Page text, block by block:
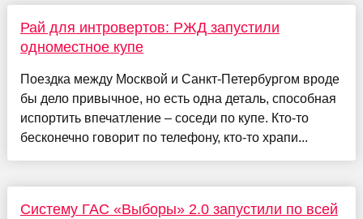
Рай для интровертов: РЖД запустили
одноместное купе
Поездка между Москвой и Санкт-Петербургом вроде
бы дело привычное, но есть одна деталь, способная
испортить впечатление – соседи по купе. Кто-то
бесконечно говорит по телефону, кто-то храпи...
Систему ГАС «Выборы» 2.0 запустили по всей